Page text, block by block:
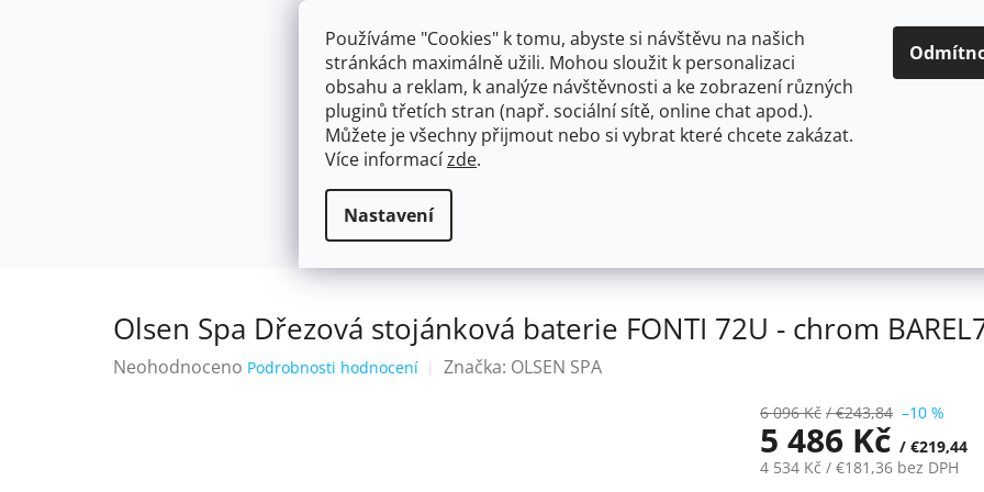
Používáme "Cookies" k tomu, abyste si návštěvu na našich
stránkách maximálně užili. Mohou sloužit k personalizaci
obsahu a reklam, k analýze návštěvnosti a ke zobrazení různých
pluginů třetích stran (např. sociální sítě, online chat apod.).
Můžete je všechny přijmout nebo si vybrat které chcete zakázat.
Více informacízde.
Nastavení
HLEDAT
NÁSTĚNNÉ 150/100MM SE SPRCHOU
Olsen Spa Dřezová stojánková baterie FONTI 72U - chrom BAREL72U
Olsen Spa Dřezová stojánková baterie FONTI 72U - chrom
Průměrné
Neohodnoceno Podrobnosti hodnocení Značka: OLSEN SPA
6 096 Kč / €243,84 –10 %
5 486 Kč / €219,44
4 534 Kč / €181,36 bez DPH